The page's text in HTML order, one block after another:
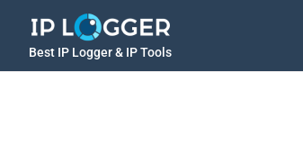
Best IP Logger & IP Tools